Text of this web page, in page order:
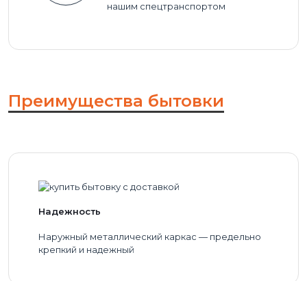
нашим спецтранспортом
Преимущества бытовки
Надежность
Наружный металлический каркас — предельно
крепкий и надежный